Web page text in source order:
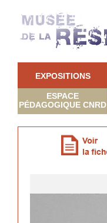
EXPOSITIONS
ESPACE
PÉDAGOGIQUE CNRD